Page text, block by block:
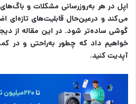
اپل در هر به‌روزرسانی مشکلات و
می‌کند و درعین‌حال قابلیت‌های تازه‌ای
گوشی ساده‌تر شود. در این مقاله از
خواهیم داد که چطور به‌راحتی و در
آپدیت کنید.